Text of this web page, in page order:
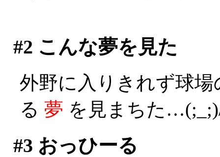
#2 こんな夢を見た
外野に入りきれず球
る 夢 を見まちた
#3 おっひーる